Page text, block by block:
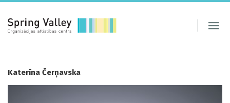
Katerīna Čerņavska